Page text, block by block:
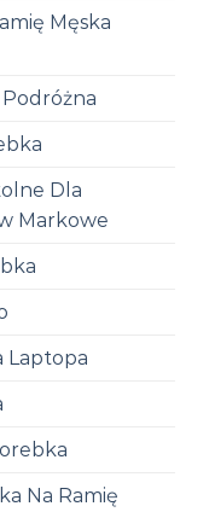
Męska
Podróżna
Dla
Markowe
Laptopa
Na Ramię